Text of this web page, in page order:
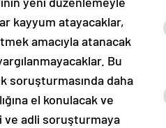
kayyum atayacaklar,
amacıyla atanacak
Bu
soruşturmasında daha
el konulacak ve
ve adli soruşturmaya